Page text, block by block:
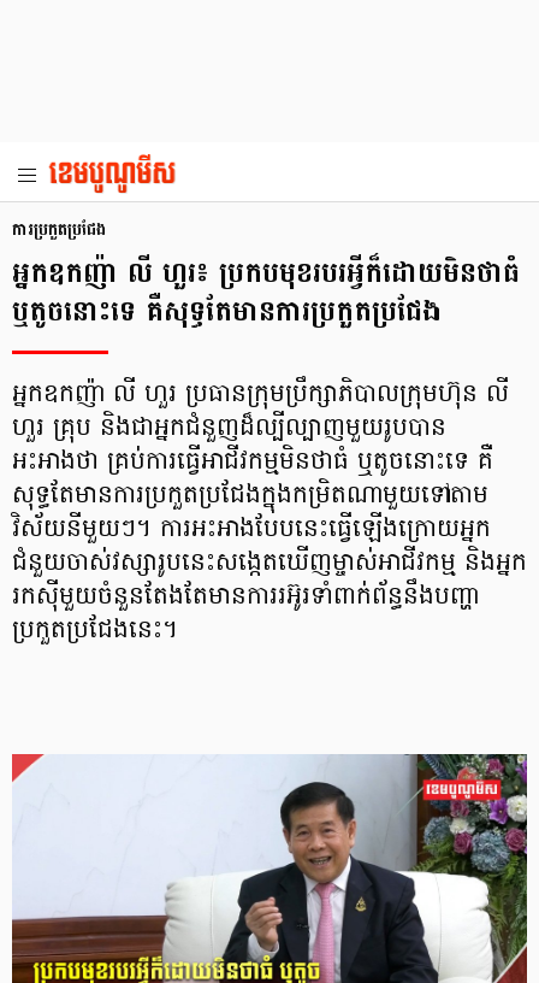
ការប្រកួតប្រជែង
អ្នកឧកញ៉ា លី ហួរ៖ ប្រកបមុខរបរអ្វីក៏ដោយមិនថាធំ
ឬតូចនោះទេ គឺសុទ្ធតែមានការប្រកួតប្រជែង
អ្នកឧកញ៉ា លី ហួរ ប្រធានក្រុមប្រឹក្សាភិបាលក្រុមហ៊ុន លី
ហួរ គ្រុប និងជាអ្នកជំនួញដ៏ល្បីល្បាញមួយរូបបាន
អះអាងថា គ្រប់ការធ្វើអាជីវកម្មមិនថាធំ ឬតូចនោះទេ គឺ
សុទ្ធតែមានការប្រកួតប្រជែងក្នុងកម្រិតណាមួយទៅតាម
វិស័យនីមួយៗ។ ការអះអាងបែបនេះធ្វើឡើងក្រោយអ្នក
ជំនួយចាស់វស្សារូបនេះសង្កេតឃើញម្ចាស់អាជីវកម្ម និងអ្នក
រកស៊ីមួយចំនួនតែងតែមានការរអ៊ូរទាំពាក់ព័ន្ធនឹងបញ្ហា
ប្រកួតប្រជែងនេះ។